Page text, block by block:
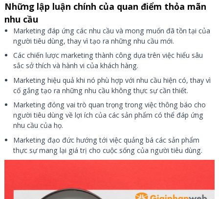
Những lập luận chính của quan điểm thỏa mãn
nhu cầu
Marketing đáp ứng các nhu cầu và mong muốn đã tồn tại của
người tiêu dùng, thay vì tạo ra những nhu cầu mới.
Các chiến lược marketing thành công dựa trên việc hiểu sâu
sắc sở thích và hành vi của khách hàng.
Marketing hiệu quả khi nó phù hợp với nhu cầu hiện có, thay vì
cố gắng tạo ra những nhu cầu không thực sự cần thiết.
Marketing đóng vai trò quan trọng trong việc thông báo cho
người tiêu dùng về lợi ích của các sản phẩm có thể đáp ứng
nhu cầu của họ.
Marketing đạo đức hướng tới việc quảng bá các sản phẩm
thực sự mang lại giá trị cho cuộc sống của người tiêu dùng.